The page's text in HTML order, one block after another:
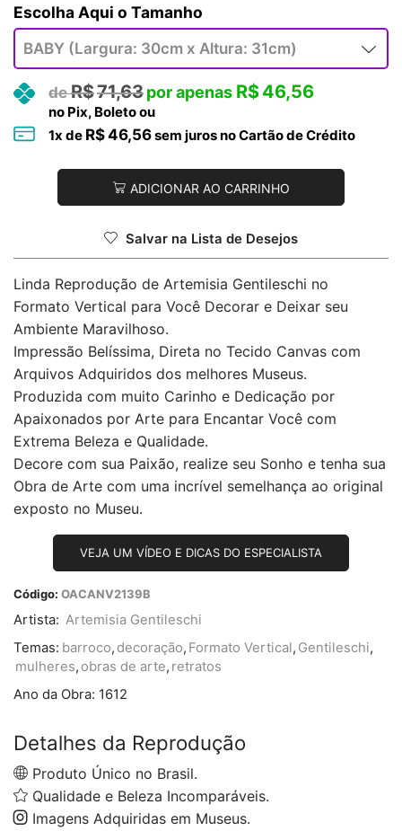
Tamanho
R$71,63 R$46,56
no Pix, Boleto ou
1x de R$46,56sem juros no Cartão de Crédito
ADICIONAR AO CARRINHO
Salvar na Lista de Desejos
Linda Reprodução de Artemisia Gentileschi no
Formato Vertical para Você Decorar e Deixar seu
Ambiente Maravilhoso.
Impressão Belíssima, Direta no Tecido Canvas com
Arquivos Adquiridos dos melhores Museus.
Produzida com muito Carinho e Dedicação por
Apaixonados por Arte para Encantar Você com
Extrema Beleza e Qualidade.
Decore com sua Paixão, realize seu Sonho e tenha sua
Obra de Arte com uma incrível semelhança ao original
exposto no Museu.
VEJA UM VÍDEO E DICAS DO ESPECIALISTA
Código: OACANV2139B
Artista: Artemisia Gentileschi
Temas: barroco, decoração, Formato Vertical, Gentileschi,
mulheres, obras de arte, retratos
Ano da Obra: 1612
Detalhes da Reprodução
Produto Único no Brasil.
Qualidade e Beleza Incomparáveis.
Imagens Adquiridas em Museus.